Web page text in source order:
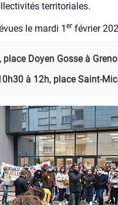
ter­ri­to­riales.
le mar­di 1 er février
Doyen Gosse à
à 12h, place Saint-